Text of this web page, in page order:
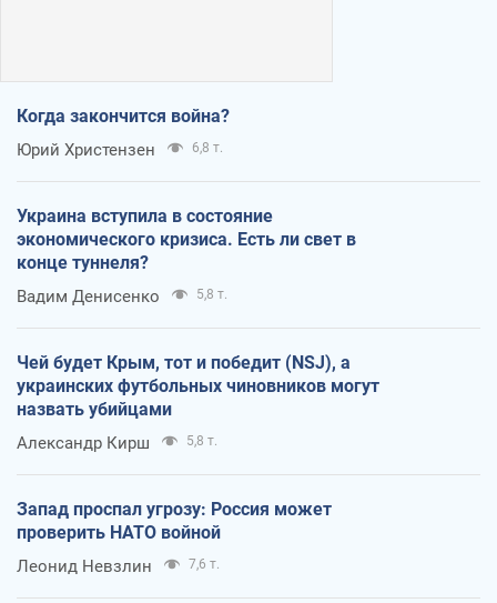
Когда закончится война?
Юрий Христензен 6,8 т.
Украина вступила в состояние
экономического кризиса. Есть ли свет в
конце туннеля?
Вадим Денисенко 5,8 т.
Чей будет Крым, тот и победит (NSJ), а
украинских футбольных чиновников могут
назвать убийцами
Александр Кирш 5,8 т.
Запад проспал угрозу: Россия может
проверить НАТО войной
Леонид Невзлин 7,6 т.